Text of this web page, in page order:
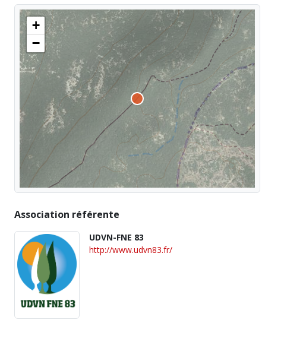
+
−
Association référente
UDVN-FNE 83
http://www.udvn83.fr/